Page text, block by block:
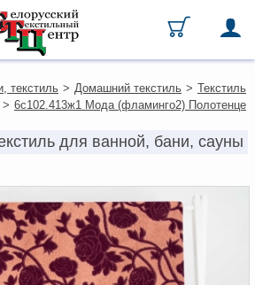
и
и
текстиль > Домашний текстиль > Текстиль
> 6с102.413ж1 Мода (фламинго2) Полотенце
для ванной, бани, сауны